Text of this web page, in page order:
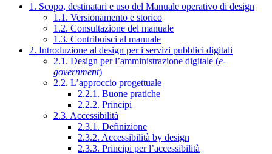
1. Scopo, destinatari e uso del Manuale operativo di design
1.1. Versionamento e storico
1.2. Consultazione del manuale
1.3. Contribuisci al manuale
2. Introduzione al design per i servizi pubblici digitali
2.1. Design per l’amministrazione digitale (e-
government)
2.2. L’approccio progettuale
2.2.1. Buone pratiche
2.2.2. Principi
2.3. Accessibilità
2.3.1. Definizione
2.3.2. Accessibilità by design
2.3.3. Principi per l’accessibilità